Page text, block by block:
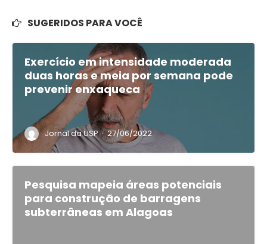
SUGERIDOS PARA VOCÊ
Exercício em intensidade moderada
duas horas e meia por semana pode
prevenir enxaqueca
Jornal da USP · 27/06/2022
Pesquisa mapeia áreas potenciais
para construção de barragens
subterrâneas em Alagoas